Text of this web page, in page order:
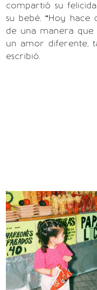
compartió su
su bebé. “Hoy hace
de una manera
un amor diferente,
escribió.